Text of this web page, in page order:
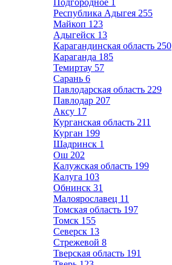
Подгородное 1
Республика Адыгея 255
Майкоп 123
Адыгейск 13
Карагандинская область 250
Караганда 185
Темиртау 57
Сарань 6
Павлодарская область 229
Павлодар 207
Аксу 17
Курганская область 211
Курган 199
Шадринск 1
Ош 202
Калужская область 199
Калуга 103
Обнинск 31
Малоярославец 11
Томская область 197
Томск 155
Северск 13
Стрежевой 8
Тверская область 191